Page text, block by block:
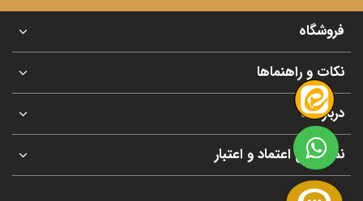
فروشگاه
نکات و راهنماها
درباره ما
نماد های اعتماد و اعتبار